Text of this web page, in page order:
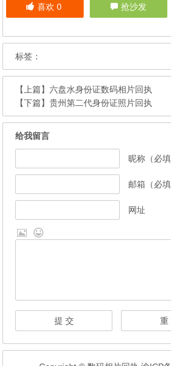
喜欢 0 抢沙发
标签：
【上篇】六盘水身份证数码相片回执
【下篇】贵州第二代身份证照片回执
给我留言
昵称（必填
邮箱（必填
网址